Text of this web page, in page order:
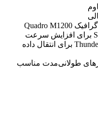
پورت‌های متنوع از جمله Thunderbolt 3 برای انتقال داده
طولانی‌مدت مناسب